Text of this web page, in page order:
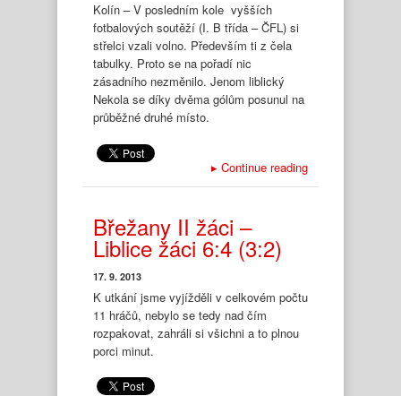
Kolín – V posledním kole vyšších
fotbalových soutěží (I. B třída – ČFL) si
střelci vzali volno. Především ti z čela
tabulky. Proto se na pořadí nic
zásadního nezměnilo. Jenom liblický
Nekola se díky dvěma gólům posunul na
průběžné druhé místo.
▸ Continue reading
Břežany II žáci –
Liblice žáci 6:4 (3:2)
17. 9. 2013
K utkání jsme vyjížděli v celkovém počtu
11 hráčů, nebylo se tedy nad čím
rozpakovat, zahráli si všichni a to plnou
porci minut.